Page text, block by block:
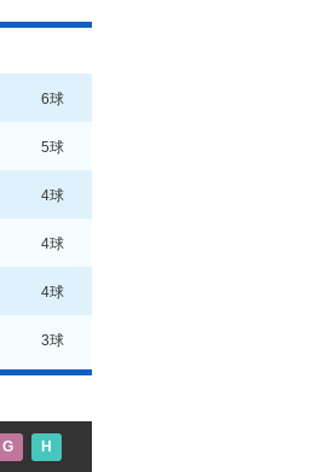
6球
5球
4球
4球
4球
3球
G H